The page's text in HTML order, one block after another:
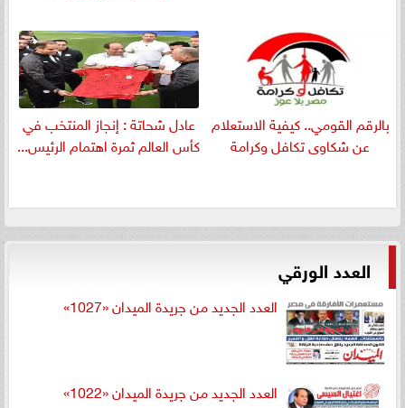
بالرقم القومي.. كيفية الاستعلام
عن شكاوى تكافل وكرامة
عادل شحاتة : إنجاز المنتخب في
كأس العالم ثمرة اهتمام الرئيس...
العدد الورقي
العدد الجديد من جريدة الميدان «1027»
العدد الجديد من جريدة الميدان «1022»